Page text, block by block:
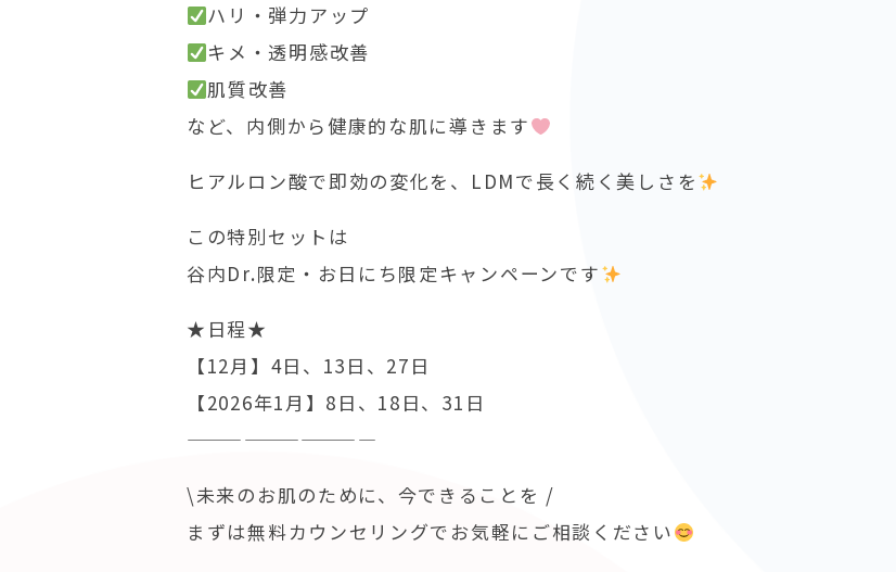
ハリ・弾力アップ
キメ・透明感改善
肌質改善
など、内側から健康的な肌に導きます
ヒアルロン酸で即効の変化を、LDMで長く続く美しさを
この特別セットは
谷内Dr.限定・お日にち限定キャンペーンです
★日程★
【12月】4日、13日、27日
【2026年1月】8日、18日、31日
——————————
\未来のお肌のために、今できることを /
まずは無料カウンセリングでお気軽にご相談ください